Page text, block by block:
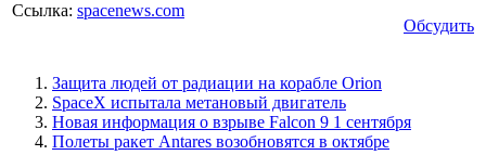
Ссылка: spacenews.com
Обсудить
Защита людей от радиации на корабле Orion
SpaceX испытала метановый двигатель
Новая информация о взрыве Falcon 9 1 сентября
Полеты ракет Antares возобновятся в октябре